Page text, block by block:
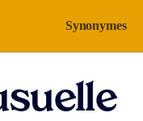
Synonymes